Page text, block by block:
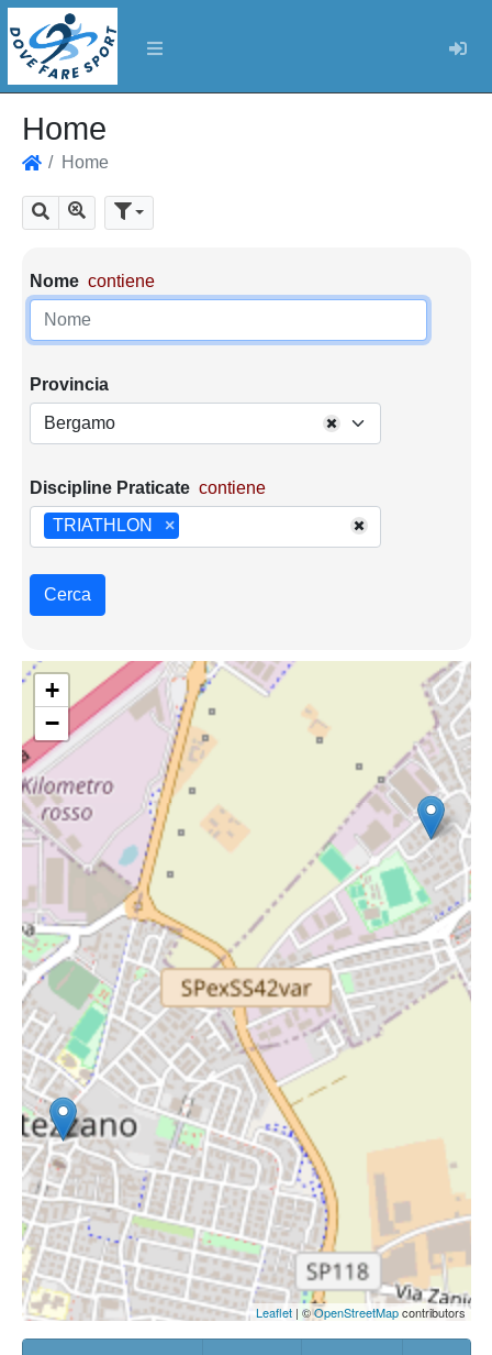
Home
Home
Cerca Mostra tutti i risultati
Parametri di ricerca
Nome contiene
Provincia
Bergamo
Discipline Praticate contiene
×
TRIATHLON
Cerca
+
−
Leaflet| ©OpenStreetMapcontributors